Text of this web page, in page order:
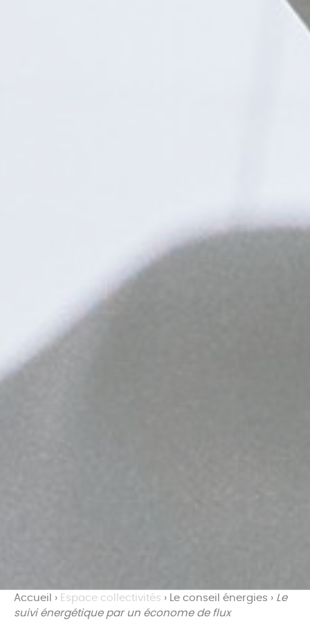
Accueil › Espace collectivités › Le conseil énergies › Le
suivi énergétique par un économe de flux